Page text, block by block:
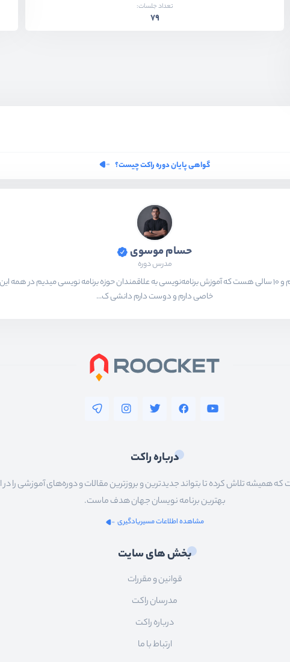
تعداد جلسات:
79
گواهی پایان دوره راکت چیست؟
حسام موسوی
مدرس دوره
بیشتر از ۱۵ سال هست که در حال برنامه‌نویسی و انجام پروژه های مختلف هستم و ۱۰ سالی هست که آموزش برنامه‌نویسی به
خاصی دارم و دوست دارم دانشی ک...
درباره راکت
تلاش کرده تا بتواند جدیدترین و بروزترین مقالات و دوره‌های آموزشی را در
بهترین برنامه نویسان جهان هدف ماست.
مشاهده اطلاعات مسیریادگیری
بخش های سایت
قوانین و مقررات
مدرسان راکت
درباره راکت
ارتباط با ما